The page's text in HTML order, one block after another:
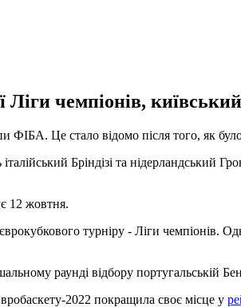
чемпіонів,
ФІБА. Це стало відомо після того, як
Бріндізі та нідерландський
12 жовтня.
турніру - Ліги чемпіонів.
раунді відбору португальській
2022 покращила своє місце у